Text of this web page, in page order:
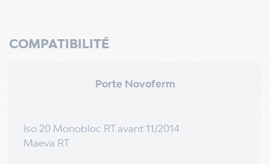
COMPATIBILITÉ
Porte Novoferm
Iso 20 Monobloc RT avant 11/2014
Maeva RT